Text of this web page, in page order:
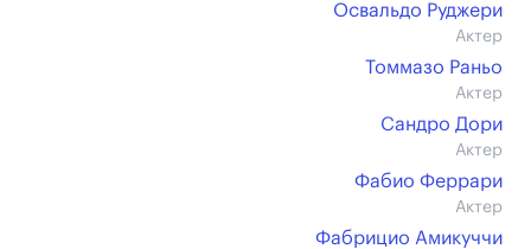
Освальдо Руджери
Актер
Томмазо Раньо
Актер
Сандро Дори
Актер
Фабио Феррари
Актер
Фабрицио Амикуччи